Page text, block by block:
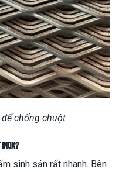
chống chuột
inox?
sinh sản rất nhanh. Bên